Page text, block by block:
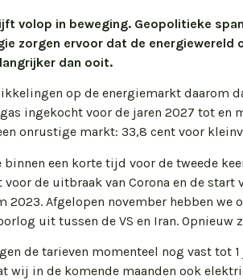
volop in beweging. Geopolitieke
zorgen ervoor dat de
dan ooit.
op de energiemarkt daarom
ingekocht voor de jaren 2027 tot en
onrustige markt: 33,8 cent voor
een korte tijd voor de tweede
voor de uitbraak van Corona en de
2023. Afgelopen november hebben
uit tussen de VS en Iran.
de tarieven momenteel nog vast tot
wij in de komende maanden ook